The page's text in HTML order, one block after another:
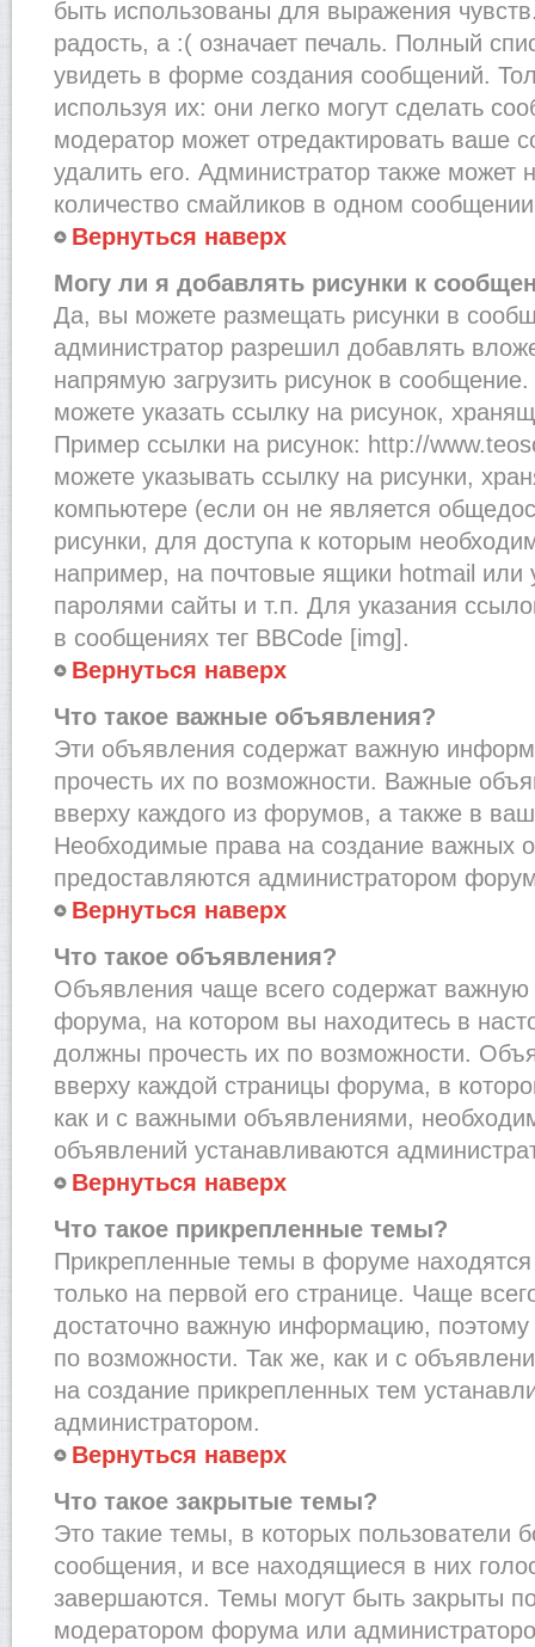
быть использованы для выражения
радость, а :( означает печаль. Полный
увидеть в форме создания сообщений.
используя их: они легко могут сделать
модератор может отредактировать ваше
удалить его. Администратор также может
количество смайликов в одном
Вернуться наверх
Могу ли я добавлять рисунки к
Да, вы можете размещать рисунки в
администратор разрешил добавлять
напрямую загрузить рисунок в
можете указать ссылку на рисунок,
Пример ссылки на рисунок: http://
можете указывать ссылку на рисунки,
компьютере (если он не является
рисунки, для доступа к которым
например, на почтовые ящики hotmail
паролями сайты и т.п. Для указания
в сообщениях тег BBCode [img].
Вернуться наверх
Что такое важные объявления?
Эти объявления содержат важную
прочесть их по возможности. Важные
вверху каждого из форумов, а также в
Необходимые права на создание важных
предоставляются администратором
Вернуться наверх
Что такое объявления?
Объявления чаще всего содержат
форума, на котором вы находитесь в
должны прочесть их по возможности.
вверху каждой страницы форума, в
как и с важными объявлениями,
объявлений устанавливаются
Вернуться наверх
Что такое прикрепленные темы?
Прикрепленные темы в форуме
только на первой его странице. Чаще
достаточно важную информацию,
по возможности. Так же, как и с
на создание прикрепленных тем
администратором.
Вернуться наверх
Что такое закрытые темы?
Это такие темы, в которых пользователи
сообщения, и все находящиеся в них
завершаются. Темы могут быть закрыты
модератором форума или